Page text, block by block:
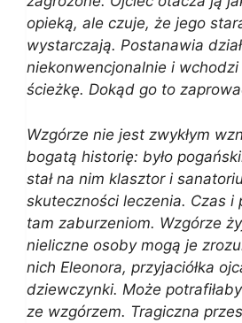
opieką, ale czuje, że jego
wystarczają. Postanawia
niekonwencjonalnie i wchodzi
ścieżkę. Dokąd go to
Wzgórze nie jest zwykłym
bogatą historię: było
stał na nim klasztor i
skuteczności leczenia. Czas i
tam zaburzeniom. Wzgórze
nieliczne osoby mogą je
nich Eleonora, przyjaciółka
dziewczynki. Może
ze wzgórzem. Tragiczna